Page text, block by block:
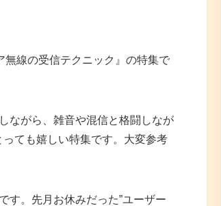
無線の受信テクニック』の特集で
ながら、雑音や混信と格闘しなが
ても嬉しい特集です。大変参考
す。先月お休みだった”ユーザー